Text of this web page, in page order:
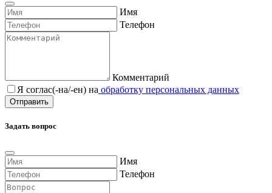
Имя
Телефон
Комментарий
Я соглас(-на/-ен) на обработку персональных данных
Задать вопрос
Имя
Телефон